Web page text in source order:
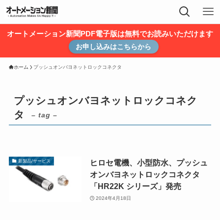
オートメーション新聞PDF電子版は無料でお読みいただけます
お申し込みはこちらから
ホーム プッシュオンバヨネットロックコネクタ
プッシュオンバヨネットロックコネク
タ
– tag –
新製品/サービス
ヒロセ電機、小型防水、プッシュ
オンバヨネットロックコネクタ
「HR22K シリーズ」発売
2024年4月18日